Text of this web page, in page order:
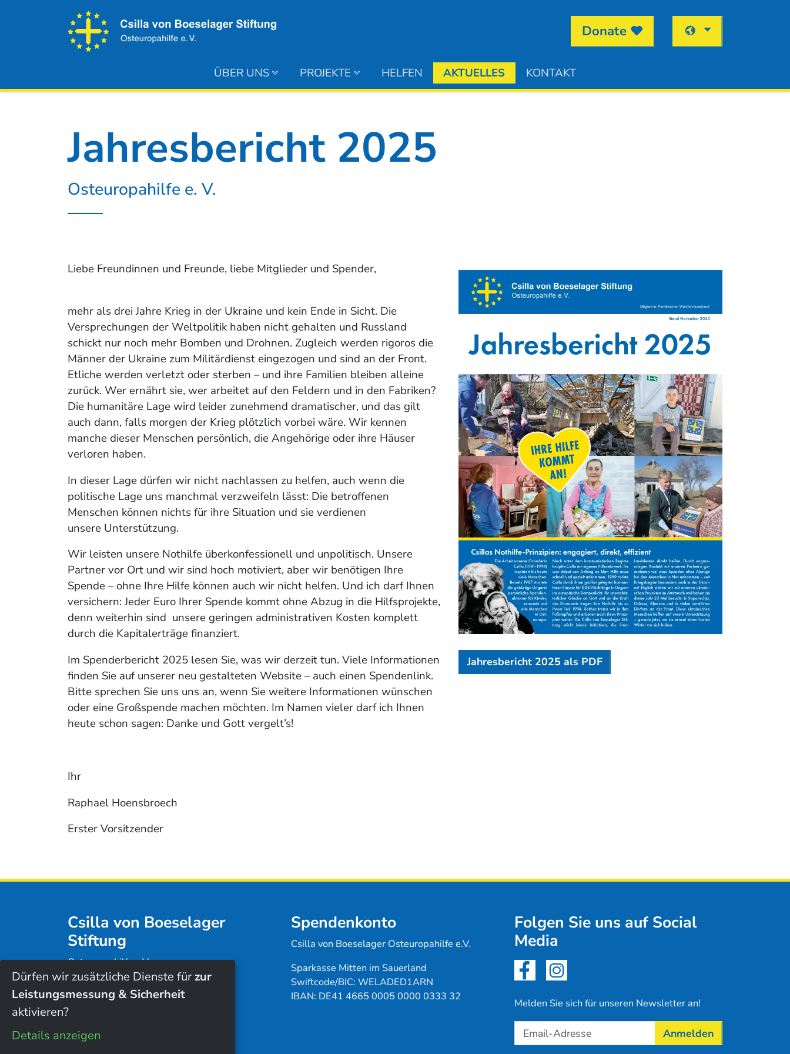
Donate
ÜBER UNS PROJEKTE HELFEN AKTUELLES KONTAKT
Jahresbericht 2025
Osteuropahilfe e. V.
Liebe Freundinnen und Freunde, liebe Mitglieder und Spender,
mehr als drei Jahre Krieg in der Ukraine und kein Ende in Sicht. Die
Versprechungen der Weltpolitik haben nicht gehalten und Russland
schickt nur noch mehr Bomben und Drohnen. Zugleich werden rigorosdie
Männer der Ukraine zum Militärdienst eingezogen und sind an der Front.
Etliche werden verletztoder sterben – und ihre Familien bleiben alleine
zurück. Wer ernährt sie, wer arbeitet auf den Feldern und in den Fabriken?
Die humanitäre Lage wird leider zunehmend dramatischer, und das gilt
auchdann, falls morgen der Krieg plötzlich vorbei wäre. Wir kennen
manche dieser Menschen persönlich,die Angehörige oder ihre Häuser
verloren haben.
In dieser Lage dürfen wir nicht nachlassen zu helfen, auch wenn die
politische Lage uns manchmalverzweifeln lässt: Die betroffenen
Menschen können nichts für ihre Situation und sie verdienen
unsere Unterstützung.
Wir leisten unsere Nothilfe überkonfessionell und unpolitisch. Unsere
Partner vor Ort und wir sind hoch motiviert, aber wir benötigen Ihre
Spende – ohne Ihre Hilfe können auch wir nicht helfen. Und ich darfIhnen
versichern: Jeder Euro Ihrer Spende kommt ohne Abzug in die Hilfsprojekte,
denn weiterhin sind unsere geringen administrativen Kosten komplett
durch die Kapitalerträge finanziert.
Im Spenderbericht 2025 lesen Sie, was wir derzeit tun. Viele Informationen
finden Sie auf unserer neugestalteten Website – auch einen Spendenlink.
Bitte sprechen Sie uns uns an, wenn Sie weitere Informationenwünschen
oder eine Großspende machen möchten. Im Namen vieler darf ich Ihnen
heute schon sagen: Danke und Gott vergelt’s!
Ihr
Raphael Hoensbroech
Erster Vorsitzender
Jahresbericht 2025 als PDF
Csilla von Boeselager
Stiftung
Osteuropahilfe e.V.
Höllinghofen
59757 Arnsberg
info@boeselager-osteuropahilfe.de
Spendenkonto
Csilla von Boeselager Osteuropahilfe e.V.
Sparkasse Mitten im Sauerland
Swiftcode/BIC: WELADED1ARN
IBAN: DE41 4665 0005 0000 0333 32
Folgen Sie uns auf Social
Media
Melden Sie sich für unseren Newsletter an!
Anmelden
Dürfen wir zusätzliche Dienste für zur
Leistungsmessung & Sicherheit
aktivieren?
Details anzeigen